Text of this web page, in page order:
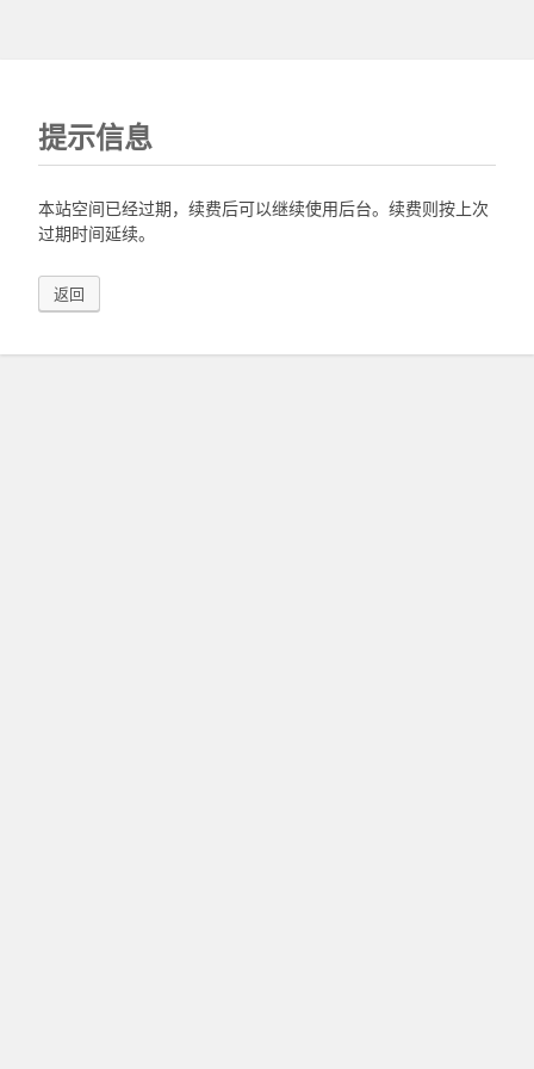
提示信息
本站空间已经过期，续费后可以继续使用后台。续费则按上次
过期时间延续。
返回